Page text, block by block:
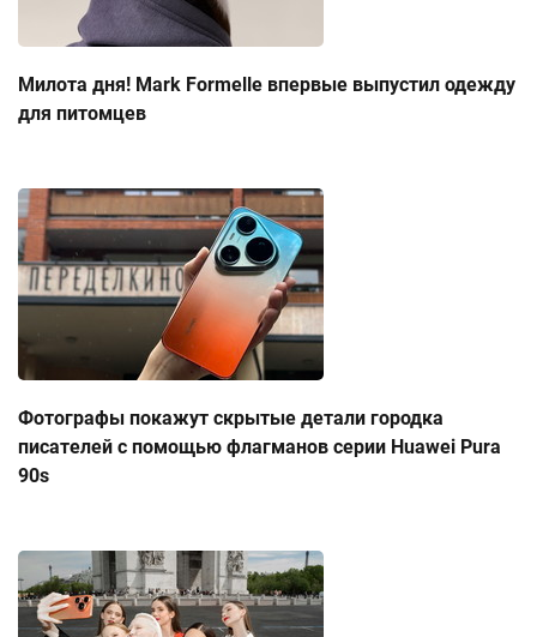
Милота дня! Mark Formelle впервые выпустил одежду
для питомцев
Фотографы покажут скрытые детали городка
писателей с помощью флагманов серии Huawei Pura
90s